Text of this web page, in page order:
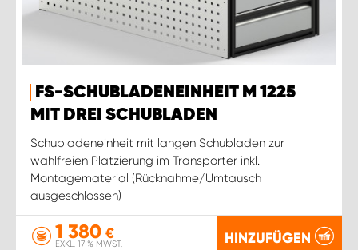
FS-SCHUBLADENEINHEIT M 1225
MIT DREI SCHUBLADEN
Schubladeneinheit mit langen Schubladen zur
wahlfreien Platzierung im Transporter inkl.
Montagematerial (Rücknahme/Umtausch
ausgeschlossen)
1 380 €
EXKL. 17 % MWST. HINZUFÜGEN